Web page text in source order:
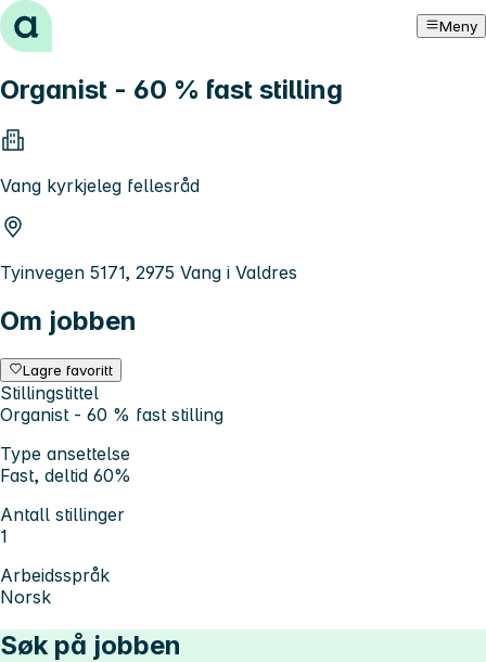
Hopp til innhold Meny
Organist - 60 % fast stilling
Vang kyrkjeleg fellesråd
Tyinvegen 5171, 2975 Vang i Valdres
Om jobben
Lagre favoritt
Stillingstittel
Organist - 60 % fast stilling
Type ansettelse
Fast, deltid 60%
Antall stillinger
1
Arbeidsspråk
Norsk
Søk på jobben